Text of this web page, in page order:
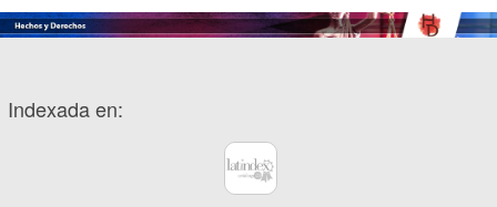
Indexada en: